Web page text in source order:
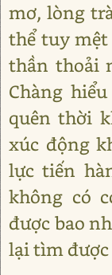
mơ, lòng
thể tuy
thần thoải
Chàng
quên thời
xúc động
lực tiến
không có
được bao
lại tìm được